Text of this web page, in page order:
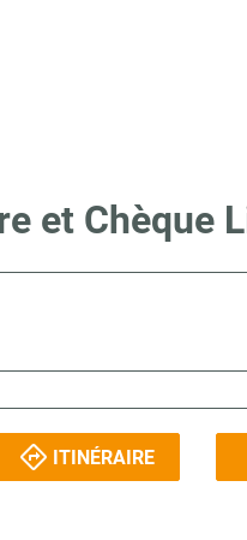
et Chèque
ITINÉRAIRE